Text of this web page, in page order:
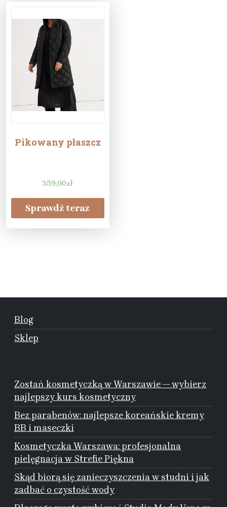
Pikowany płaszcz
359,00zł
Sprawdź teraz
Blog
Sklep
Zostań kosmetyczką w Warszawie — wybierz
najlepszy kurs kosmetyczny
Bez parabenów: najlepsze koreańskie kremy
BB i maseczki
Kosmetyczka Warszawa: profesjonalna
pielęgnacja w Strefie Piękna
Skąd biorą się zanieczyszczenia w studni i jak
zadbać o czystość wody